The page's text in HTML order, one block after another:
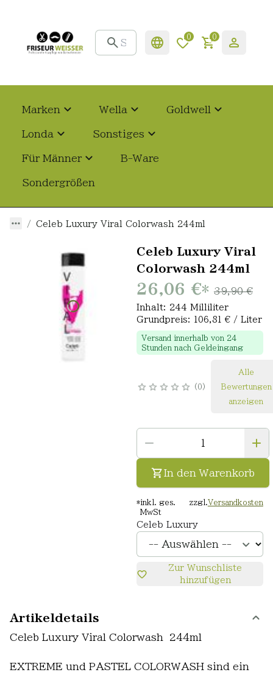
0 0
Marken Wella Goldwell
Londa Sonstiges
Für Männer B-Ware
Sondergrößen
Celeb Luxury Viral Colorwash 244ml
Celeb Luxury Viral
Colorwash 244ml
26,06 €* 39,90 €
Inhalt: 244 Milliliter
Grundpreis: 106,81 € / Liter
Versand innerhalb von 24
Stunden nach Geldeingang
0
Alle
Bewertungen
anzeigen
In den Warenkorb
*inkl. ges.
MwSt
zzgl. Versandkosten
Celeb Luxury
Zur Wunschliste
hinzufügen
Artikeldetails
Celeb Luxury Viral Colorwash 244ml
EXTREME und PASTEL COLORWASH sind ein